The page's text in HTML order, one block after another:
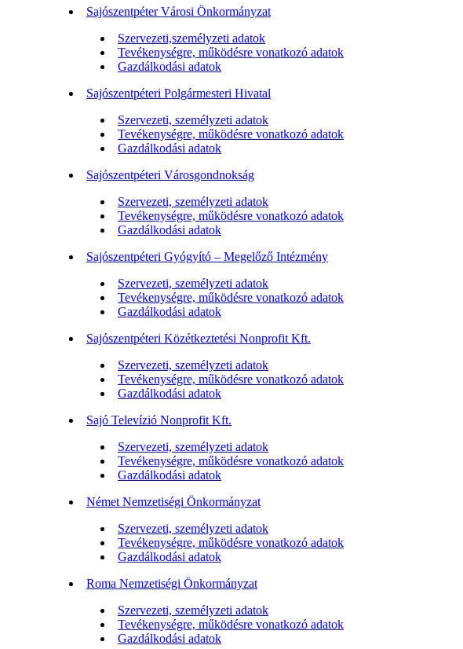
Sajószentpéter Városi Önkormányzat
Szervezeti,személyzeti adatok
Tevékenységre, működésre vonatkozó adatok
Gazdálkodási adatok
Sajószentpéteri Polgármesteri Hivatal
Szervezeti, személyzeti adatok
Tevékenységre, működésre vonatkozó adatok
Gazdálkodási adatok
Sajószentpéteri Városgondnokság
Szervezeti, személyzeti adatok
Tevékenységre, működésre vonatkozó adatok
Gazdálkodási adatok
Sajószentpéteri Gyógyító – Megelőző Intézmény
Szervezeti, személyzeti adatok
Tevékenységre, működésre vonatkozó adatok
Gazdálkodási adatok
Sajószentpéteri Közétkeztetési Nonprofit Kft.
Szervezeti, személyzeti adatok
Tevékenységre, működésre vonatkozó adatok
Gazdálkodási adatok
Sajó Televízió Nonprofit Kft.
Szervezeti, személyzeti adatok
Tevékenységre, működésre vonatkozó adatok
Gazdálkodási adatok
Német Nemzetiségi Önkormányzat
Szervezeti, személyzeti adatok
Tevékenységre, működésre vonatkozó adatok
Gazdálkodási adatok
Roma Nemzetiségi Önkormányzat
Szervezeti, személyzeti adatok
Tevékenységre, működésre vonatkozó adatok
Gazdálkodási adatok